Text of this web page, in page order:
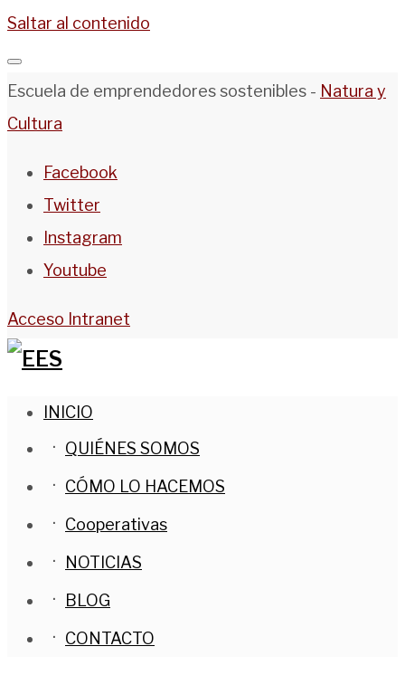
Saltar al contenido
Escuela de emprendedores sostenibles - Natura y
Cultura
Facebook
Twitter
Instagram
Youtube
Acceso Intranet
INICIO
QUIÉNES SOMOS
CÓMO LO HACEMOS
Cooperativas
NOTICIAS
BLOG
CONTACTO